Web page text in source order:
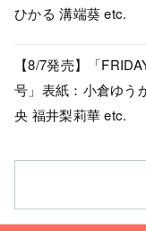
ひかる 溝端葵 etc.
【8/7発売】「
号」表紙：小倉ゆう
央 福井梨莉華 etc.